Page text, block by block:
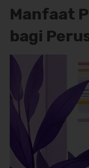
Manfaat
bagi